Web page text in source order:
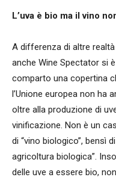
L’uva è bio ma il vino
A differenza di altre
anche Wine Spectator si
comparto una copertina
l’Unione europea non ha
oltre alla produzione di
vinificazione. Non è un
di “vino biologico”, bensì
agricoltura biologica”.
delle uve a essere bio,